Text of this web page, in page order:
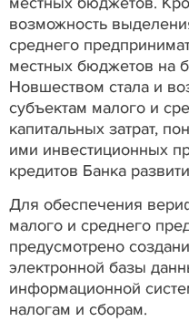
возможность
среднего
местных бюджетов на
Новшеством стала и
субъектам малого и
капитальных затрат,
ими инвестиционных
кредитов Банка
Для обеспечения
малого и среднего
предусмотрено
электронной базы
информационной
налогам и сборам.